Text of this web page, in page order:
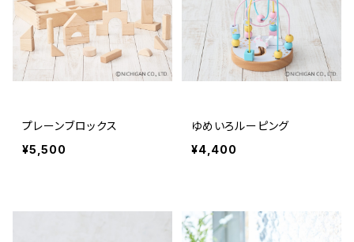
プレーンブロックス
¥5,500
ゆめいろルーピング
¥4,400